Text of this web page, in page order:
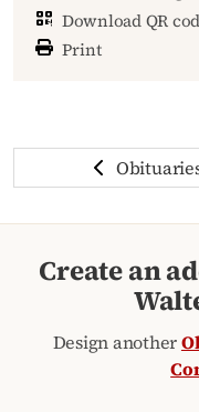
Download QR
Print
Create an
Design another